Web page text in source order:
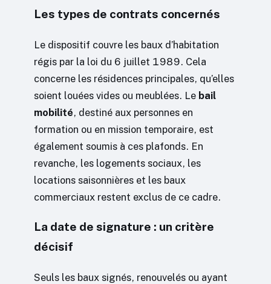
Les types de contrats concernés
Le dispositif couvre les baux d’habitation
régis par la loi du 6 juillet 1989. Cela
concerne les résidences principales, qu’elles
soient louées vides ou meublées. Le bail
mobilité, destiné aux personnes en
formation ou en mission temporaire, est
également soumis à ces plafonds. En
revanche, les logements sociaux, les
locations saisonnières et les baux
commerciaux restent exclus de ce cadre.
La date de signature : un critère
décisif
Seuls les baux signés, renouvelés ou ayant